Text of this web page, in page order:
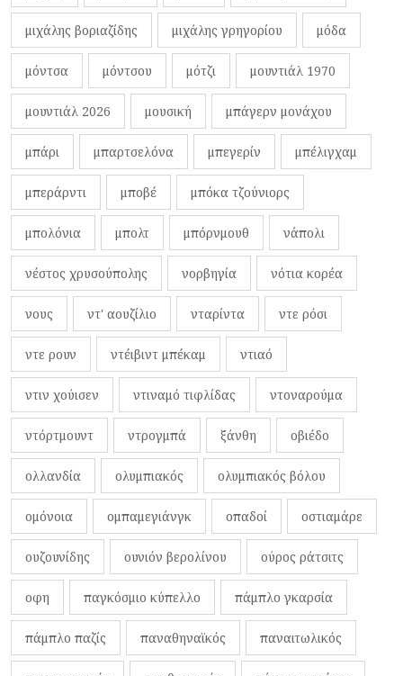
μιχάλης βοριαζίδης μιχάλης γρηγορίου μόδα
μόντσα μόντσου μότζι μουντιάλ 1970
μουντιάλ 2026 μουσική μπάγερν μονάχου
μπάρι μπαρτσελόνα μπεγερίν μπέλιγχαμ
μπεράρντι μποβέ μπόκα τζούνιορς
μπολόνια μπολτ μπόρνμουθ νάπολι
νέστος χρυσούπολης νορβηγία νότια κορέα
νους ντ' αουζίλιο νταρίντα ντε ρόσι
ντε ρουν ντέιβιντ μπέκαμ ντιαό
ντιν χούισεν ντιναμό τιφλίδας ντοναρούμα
ντόρτμουντ ντρογμπά ξάνθη οβιέδο
ολλανδία ολυμπιακός ολυμπιακός βόλου
ομόνοια ομπαμεγιάνγκ οπαδοί οστιαμάρε
ουζουνίδης ουνιόν βερολίνου ούρος ράτσιτς
οφη παγκόσμιο κύπελλο πάμπλο γκαρσία
πάμπλο παζίς παναθηναϊκός παναιτωλικός